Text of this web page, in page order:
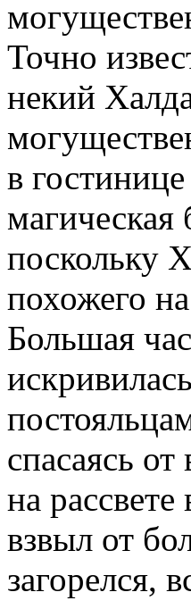
Точно
некий
в
магическая
поскольку
похожего
Большая
спасаясь
на
взвыл от